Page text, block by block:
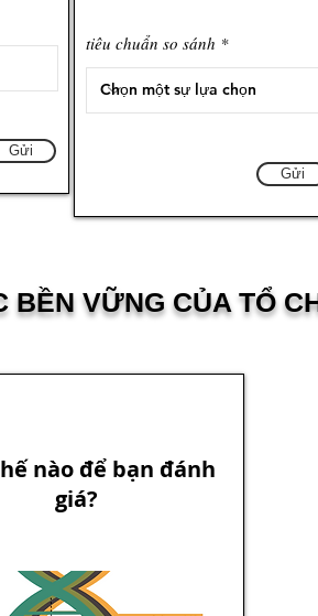
Gửi
tiêu chuẩn so sánh
Gửi
BỀN VỮNG CỦA TỔ
nào để bạn đánh
giá?